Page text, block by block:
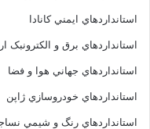
استانداردهاي ايمني کانادا
استانداردهاي برق و الکترونبک
استانداردهاي جهاني هوا و فضا
استانداردهاي خودروسازي ژاپن
استانداردهاي رنگ و شيمي